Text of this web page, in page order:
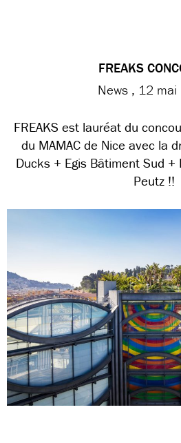
FREAKS
News
12
FREAKS est lauréat du
du MAMAC de Nice avec la
Ducks + Egis Bâtiment Sud +
Peutz !!